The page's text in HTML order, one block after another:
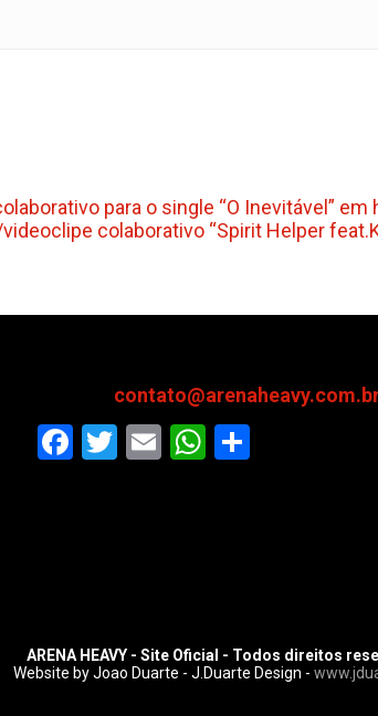
para o single “O Inevitável”
colaborativo “Spirit Helper
Facebook
Twitter
EmailWhatsApp
ARENA HEAVY - Site Oficial - Todos direitos
Website by Joao Duarte - J.Duarte Design -